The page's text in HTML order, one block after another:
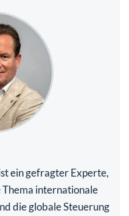
ein gefragter Experte,
Thema internationale
die globale Steuerung